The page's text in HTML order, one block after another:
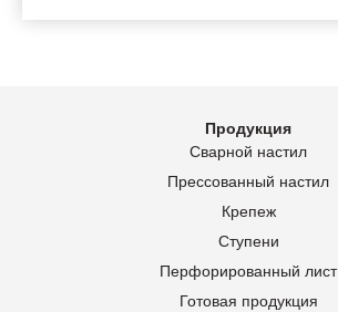
Продукция
Сварной настил
Прессованный настил
Крепеж
Ступени
Перфорированный лист
Готовая продукция